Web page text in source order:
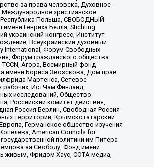
за права человека, Духовное
христианское
Республика Польша, СВОБОДНЫЙ
Генриха Бёлля, Stichting
украинский конгресс, Институт
Всеукраинский духовный
International, Форум Свободных
Форум гражданского общества
Агора, Всемирный фонд
имени Бориса Звозскова, Дом прав
Мартенса, Сетевое
рабочих, ИстЧам Финланд,
исследований, Общество
Российский комитет действия,
Россия Берлин, Свободная Россия
территорий, Крымскотатарский
Германское общество изучения
American Councils for
политики им Питера
за Свободу, Фонд имени
живым, Фридом Хаус, СОТА медиа,